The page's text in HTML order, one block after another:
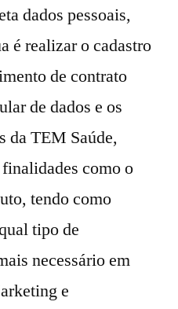
dados pessoais,
é realizar o cadastro
de contrato
de dados e os
da TEM Saúde,
como o
tendo como
tipo de
necessário em
e